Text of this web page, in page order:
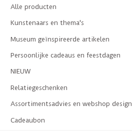
Alle producten
Kunstenaars en thema's
Museum geïnspireerde artikelen
Persoonlijke cadeaus en feestdagen
NIEUW
Relatiegeschenken
Assortimentsadvies en webshop design
Cadeaubon